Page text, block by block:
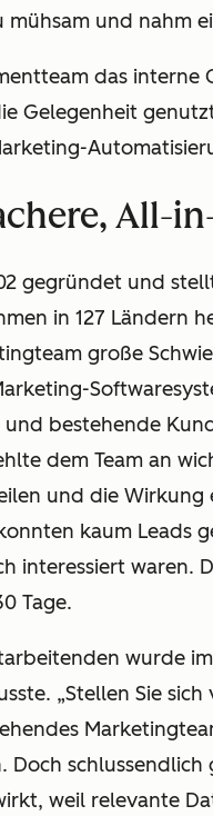
mühsam und nahm
das interne
Gelegenheit
All-
gegründet und
in 127 Ländern
große
bestehende
dem Team an
und die Wirkung
kaum Leads
interessiert waren.
Tage.
wurde
„Stellen Sie
Doch
weil relevante